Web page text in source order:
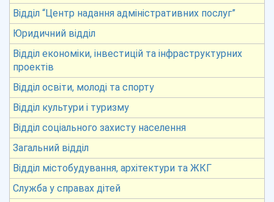
Відділ “Центр надання адміністративних послуг”
Юридичний відділ
Відділ економіки, інвестицій та інфраструктурних
проектів
Відділ освіти, молоді та спорту
Відділ культури і туризму
Відділ соціального захисту населення
Загальний відділ
Відділ містобудування, архітектури та ЖКГ
Служба у справах дітей